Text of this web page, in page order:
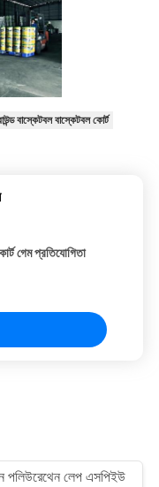
বাস্কেটবল বাস্কেটবল কোর্ট
গেম প্রতিযোগিতা
পলিউরেথেন লেপ এসপিইউ